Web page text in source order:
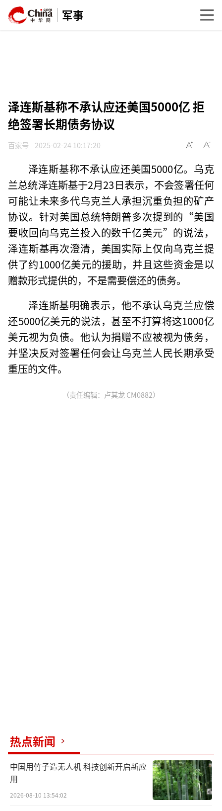
军事
泽连斯基称不承认应还美国5000亿 拒
绝签署长期债务协议
百家号 2025-02-24 10:17:20
泽连斯基称不承认应还美国5000亿。乌克
兰总统泽连斯基于2月23日表示，不会签署任何
可能让未来多代乌克兰人承担沉重负担的矿产
协议。针对美国总统特朗普多次提到的“美国
要收回向乌克兰投入的数千亿美元”的说法，
泽连斯基再次澄清，美国实际上仅向乌克兰提
供了约1000亿美元的援助，并且这些资金是以
赠款形式提供的，不是需要偿还的债务。
泽连斯基明确表示，他不承认乌克兰应偿
还5000亿美元的说法，甚至不打算将这1000亿
美元视为负债。他认为捐赠不应被视为债务，
并坚决反对签署任何会让乌克兰人民长期承受
重压的文件。
（责任编辑：卢其龙 CM0882）
热点新闻
中国用竹子造无人机 科技创新开启新应
用
2026-08-10 13:54:02